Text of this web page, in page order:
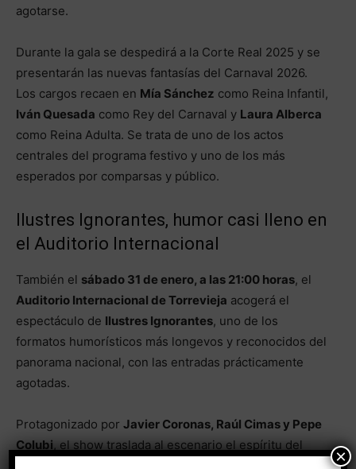
agotarse.
Durante la gala se despedirá a la Corte Real 2025 y se
presentarán las nuevas fantasías del Carnaval 2026.
Los cargos recaen en Mía Sánchez como Reina Infantil,
Iván Quesada como Rey del Carnaval y Laura Alberca
como Reina Adulta. Se trata de uno de los actos
centrales del programa festivo y uno de los más
esperados por comparsas y público.
Ilustres Ignorantes, humor casi lleno en
el Auditorio Internacional
También el sábado 31 de enero, a las 21:00 horas, el
Auditorio Internacional de Torrevieja acogerá el
espectáculo de Ilustres Ignorantes, uno de los
formatos humorísticos más longevos y reconocidos del
panorama nacional, con las entradas prácticamente
agotadas.
Protagonizado por Javier Coronas, Raúl Cimas y Pepe
Colubi, el show traslada al escenario el espíritu del
×